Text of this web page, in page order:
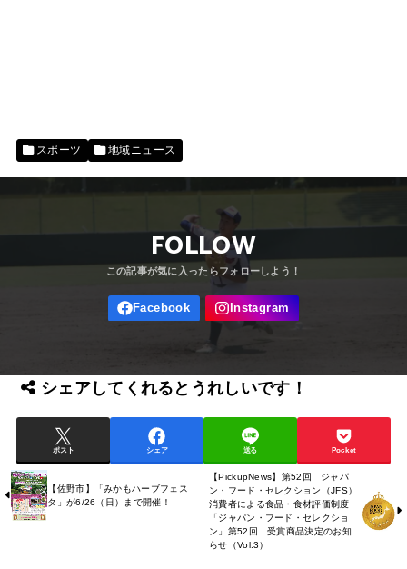
スポーツ 地域ニュース
FOLLOW
シェアしてくれるとうれしいです！
ポスト シェア 送る Pocket
【佐野市】「みかもハーブフェス
タ」が6/26（日）まで開催！
【PickupNews】第52回 ジャパ
ン・フード・セレクション（JFS）
消費者による食品・食材評価制度
「ジャパン・フード・セレクショ
ン」第52回 受賞商品決定のお知
らせ（Vol.3）